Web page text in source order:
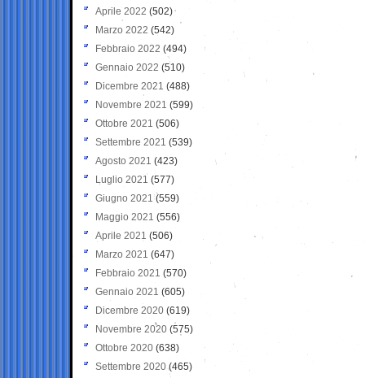
Aprile 2022 (502)
Marzo 2022 (542)
Febbraio 2022 (494)
Gennaio 2022 (510)
Dicembre 2021 (488)
Novembre 2021 (599)
Ottobre 2021 (506)
Settembre 2021 (539)
Agosto 2021 (423)
Luglio 2021 (577)
Giugno 2021(559)
Maggio 2021 (556)
Aprile 2021 (506)
Marzo 2021 (647)
Febbraio 2021 (570)
Gennaio 2021 (605)
Dicembre 2020 (619)
Novembre 2020 (575)
Ottobre 2020 (638)
Settembre 2020(465)